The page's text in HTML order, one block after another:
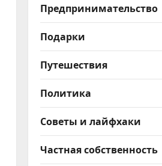
Предпринимательство
Подарки
Путешествия
Политика
Советы и лайфхаки
Частная собственность